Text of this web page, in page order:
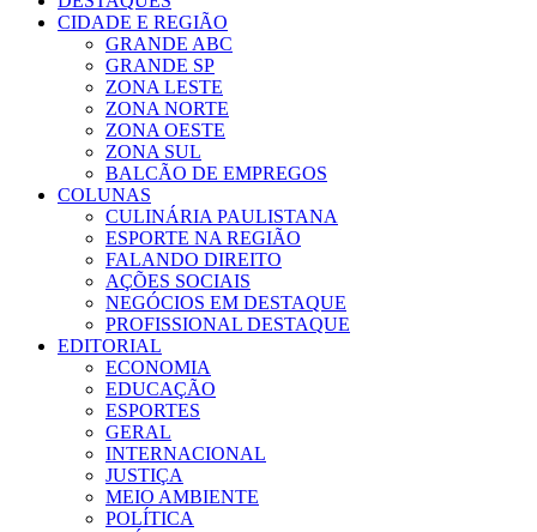
CIDADE E REGIÃO
GRANDE ABC
GRANDE SP
ZONA LESTE
ZONA NORTE
ZONA OESTE
ZONA SUL
BALCÃO DE EMPREGOS
COLUNAS
CULINÁRIA PAULISTANA
ESPORTE NA REGIÃO
FALANDO DIREITO
AÇÕES SOCIAIS
NEGÓCIOS EM DESTAQUE
PROFISSIONAL DESTAQUE
EDITORIAL
ECONOMIA
EDUCAÇÃO
ESPORTES
GERAL
INTERNACIONAL
JUSTIÇA
MEIO AMBIENTE
POLÍTICA